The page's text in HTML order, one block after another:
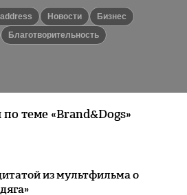
новости
бизнес
Благотворительность
теме «Brand&Dogs»
из мультфильма о